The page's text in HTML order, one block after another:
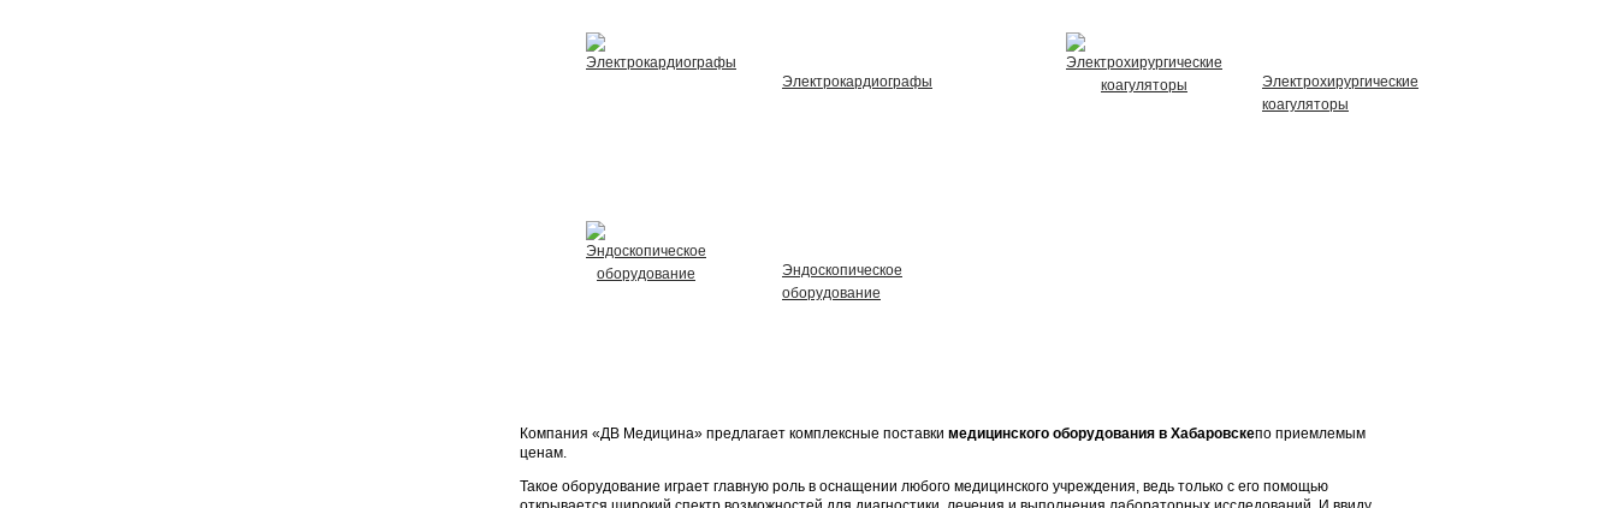
Электрокардиографы
Электрохирургические
коагуляторы
Эндоскопическое
оборудование
Компания «ДВ Медицина» предлагает комплексные поставки медицинского оборудования в Хабаровскепо приемлемым
ценам.
Такое оборудование играет главную роль в оснащении любого медицинского учреждения, ведь только с его помощью